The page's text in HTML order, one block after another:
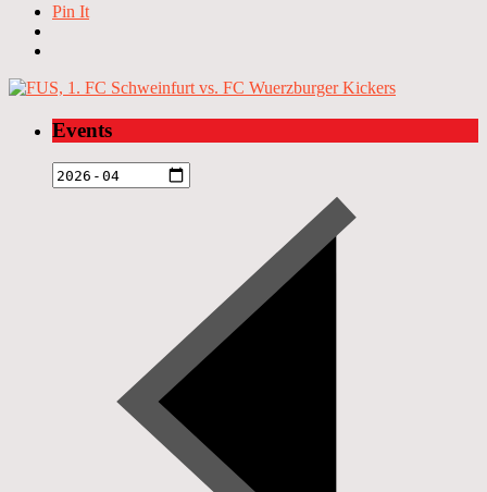
Pin It
Events